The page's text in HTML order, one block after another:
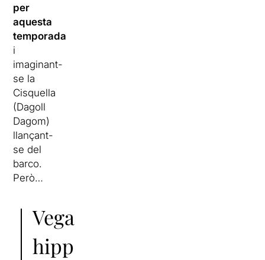
per
aquesta
temporada
i
imaginant-
se la
Cisquella
(Dagoll
Dagom)
llançant-
se del
barco.
Però…
Veganos,
hippies